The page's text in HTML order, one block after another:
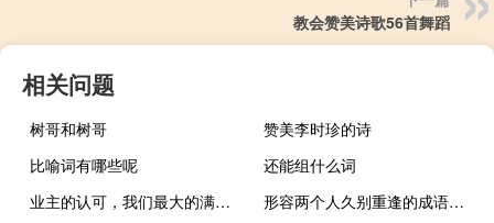
教会赞美诗歌56首舞蹈
相关问题
树哥和树哥
赞美李时珍的诗
比喻词有哪些呢
还能组什么词
业主的认可，我们最大的满足。找到解决方案
形容两个人久别重逢的成语和诗句